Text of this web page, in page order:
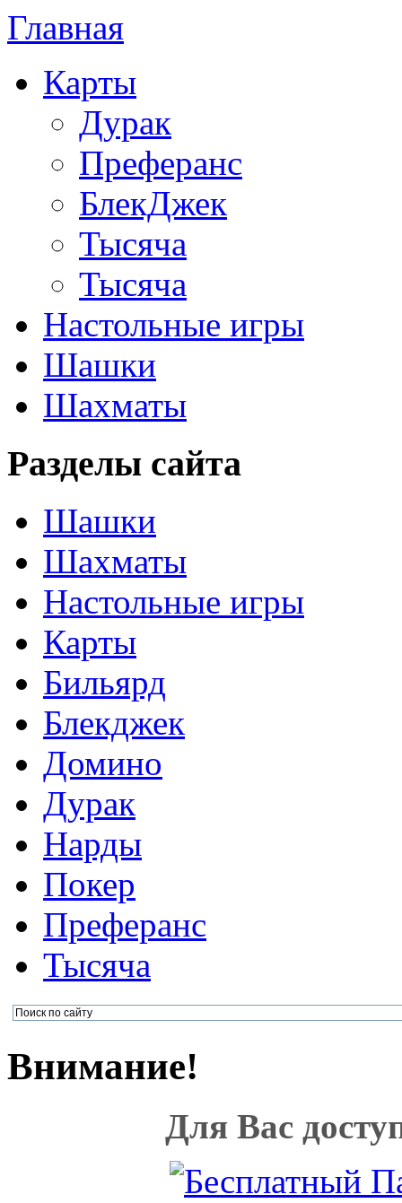
Главная
Карты
Дурак
Преферанс
БлекДжек
Тысяча
Тысяча
Настольные игры
Шашки
Шахматы
Разделы сайта
Шашки
Шахматы
Настольные игры
Карты
Бильярд
Блекджек
Домино
Дурак
Нарды
Покер
Преферанс
Тысяча
Внимание!
Для Вас